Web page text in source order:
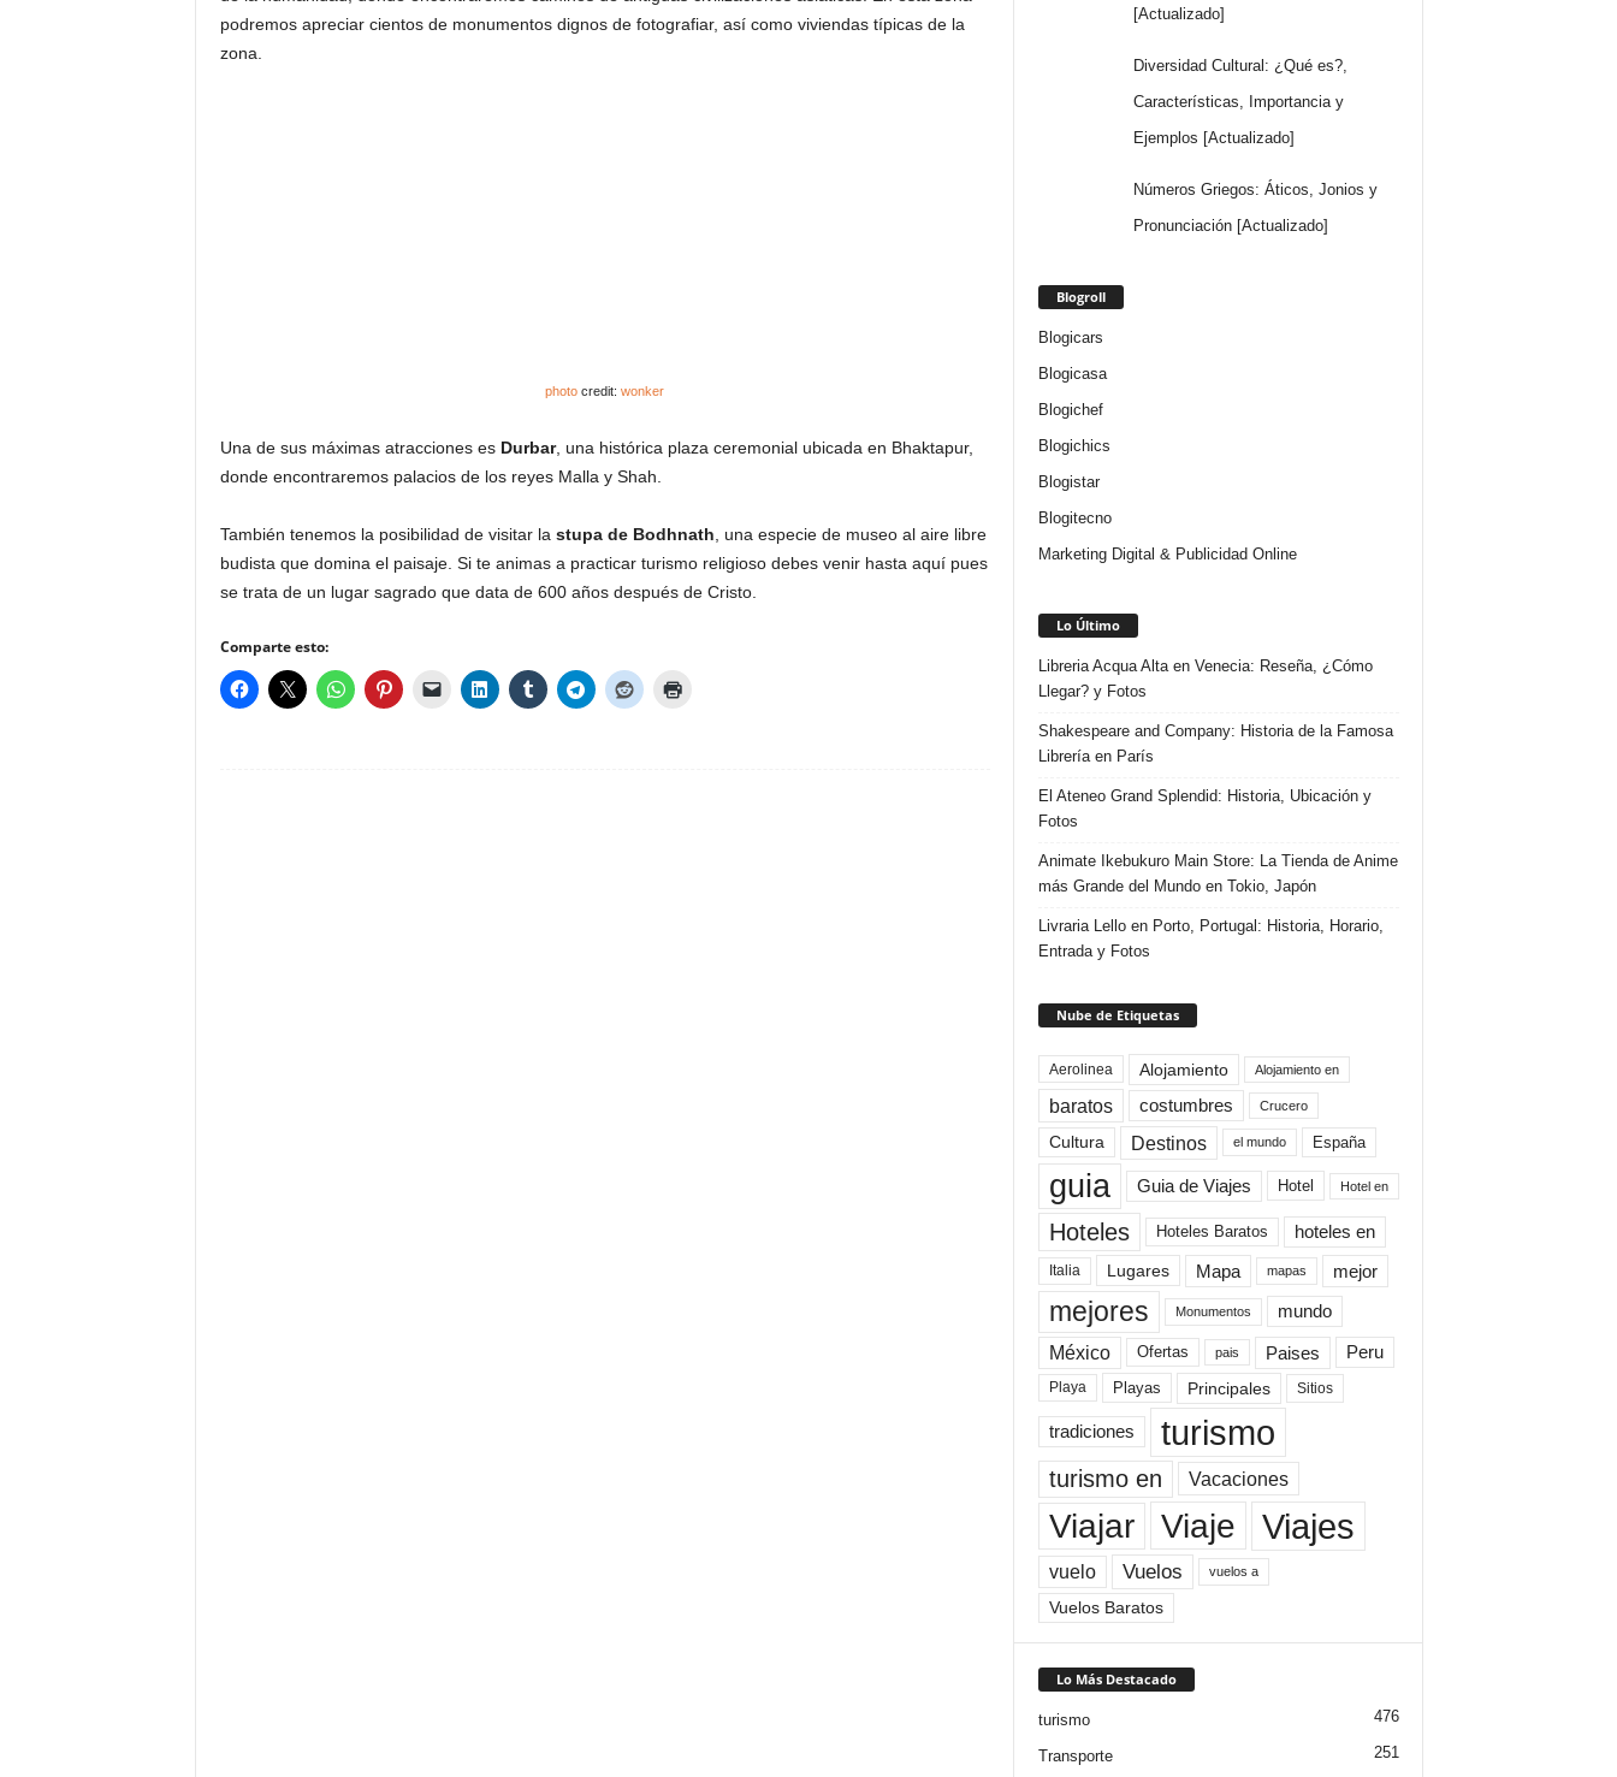
podremos apreciar cientos de monumentos dignos de fotografiar, así como viviendas típicas de la
zona.
photo credit: wonker
Una de sus máximas atracciones es Durbar, una histórica plaza ceremonial ubicada en Bhaktapur,
donde encontraremos palacios de los reyes Malla y Shah.
También tenemos la posibilidad de visitar la stupa de Bodhnath , una especie de museo al aire libre
budista que domina el paisaje. Si te animas a practicar turismo religioso debes venir hasta aquí pues
se trata de un lugar sagrado que data de 600 años después de Cristo.
Comparte esto:
[Actualizado]
Diversidad Cultural: ¿Qué es?,
Características, Importancia y
Ejemplos [Actualizado]
Números Griegos: Áticos, Jonios y
Pronunciación [Actualizado]
Blogroll
Blogicars
Blogicasa
Blogichef
Blogichics
Blogistar
Blogitecno
Marketing Digital & Publicidad Online
Lo Último
Libreria Acqua Alta en Venecia: Reseña, ¿Cómo
Llegar? y Fotos
Shakespeare and Company: Historia de la Famosa
Librería en París
El Ateneo Grand Splendid: Historia, Ubicación y
Fotos
Animate Ikebukuro Main Store: La Tienda de Anime
más Grande del Mundo en Tokio, Japón
Livraria Lello en Porto, Portugal: Historia, Horario,
Entrada y Fotos
Nube de Etiquetas
Aerolinea Alojamiento Alojamiento en
baratos costumbres Crucero
Cultura Destinos el mundo España
guia Guia de Viajes Hotel Hotel en
Hoteles Hoteles Baratos hoteles en
Italia Lugares Mapa mapas mejor
mejores Monumentos mundo
México Ofertas pais Paises Peru
Playa Playas Principales Sitios
tradiciones turismo
turismo en Vacaciones
Viajar Viaje Viajes
vuelo Vuelos vuelos a
Vuelos Baratos
Lo Más Destacado
turismo 476
Transporte 251